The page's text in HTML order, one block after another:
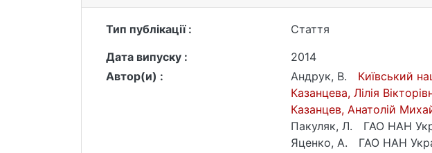
Тип публікації :
Стаття
Дата випуску :
2014
Автор(и) :
Андрук, В.
Київський
Казанцева, Лілія
Казанцев, Анатолій
Пакуляк, Л.
ГАО НАН
Яценко, А.
ГАО НАН